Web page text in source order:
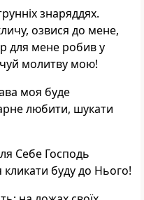
знаряддях.
озвися до мене,
для мене робив у
молитву мою!
моя буде
любити, шукати
Себе Господь
кликати буду до Нього!